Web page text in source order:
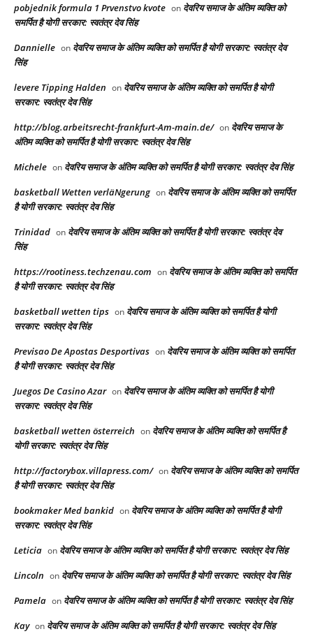
pobjednik formula 1 Prvenstvo kvote on देवरिय समाज के अंतिम व्यक्ति को
समर्पित है योगी सरकार: स्वतंत्र देव सिंह
Dannielle on देवरिय समाज के अंतिम व्यक्ति को समर्पित है योगी सरकार: स्वतंत्र देव
सिंह
levere Tipping Halden on देवरिय समाज के अंतिम व्यक्ति को समर्पित है योगी
सरकार: स्वतंत्र देव सिंह
http://blog.arbeitsrecht-frankfurt-Am-main.de/ on देवरिय समाज के
अंतिम व्यक्ति को समर्पित है योगी सरकार: स्वतंत्र देव सिंह
Michele on देवरिय समाज के अंतिम व्यक्ति को समर्पित है योगी सरकार: स्वतंत्र देव सिंह
basketball Wetten verläNgerung on देवरिय समाज के अंतिम व्यक्ति को समर्पित
है योगी सरकार: स्वतंत्र देव सिंह
Trinidad on देवरिय समाज के अंतिम व्यक्ति को समर्पित है योगी सरकार: स्वतंत्र देव
सिंह
https://rootiness.techzenau.com on देवरिय समाज के अंतिम व्यक्ति को समर्पित
है योगी सरकार: स्वतंत्र देव सिंह
basketball wetten tips on देवरिय समाज के अंतिम व्यक्ति को समर्पित है योगी
सरकार: स्वतंत्र देव सिंह
Previsao De Apostas Desportivas on देवरिय समाज के अंतिम व्यक्ति को समर्पित
है योगी सरकार: स्वतंत्र देव सिंह
Juegos De Casino Azar on देवरिय समाज के अंतिम व्यक्ति को समर्पित है योगी
सरकार: स्वतंत्र देव सिंह
basketball wetten österreich on देवरिय समाज के अंतिम व्यक्ति को समर्पित है
योगी सरकार: स्वतंत्र देव सिंह
http://factorybox.villapress.com/ on देवरिय समाज के अंतिम व्यक्ति को समर्पित
है योगी सरकार: स्वतंत्र देव सिंह
bookmaker Med bankid on देवरिय समाज के अंतिम व्यक्ति को समर्पित है योगी
सरकार: स्वतंत्र देव सिंह
Leticia on देवरिय समाज के अंतिम व्यक्ति को समर्पित है योगी सरकार: स्वतंत्र देव सिंह
Lincoln on देवरिय समाज के अंतिम व्यक्ति को समर्पित है योगी सरकार: स्वतंत्र देव सिंह
Pamela on देवरिय समाज के अंतिम व्यक्ति को समर्पित है योगी सरकार: स्वतंत्र देव सिंह
Kay on देवरिय समाज के अंतिम व्यक्ति को समर्पित है योगी सरकार: स्वतंत्र देव सिंह